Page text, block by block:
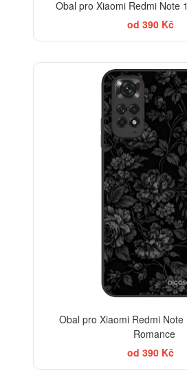
Obal pro Xiaomi Redmi Note
od 390 Kč
Obal pro Xiaomi Redmi
Romance
od 390 Kč